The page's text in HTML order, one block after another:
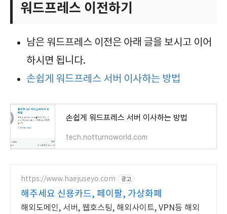
워드프레스 이전하기
남은 워드프레스 이전은 아래 글을 보시고 이어
하시면 됩니다.
손쉽게 워드프레스 서버 이사하는 방법
손쉽게 워드프레스 서버 이사하는 방법
tech.notturnoworld.com
https://www.haejuseyo.com 광고
해주세요 신용카드, 페이팔, 가상화폐
해외도메인, 서버, 웹호스팅, 해외사이트, VPN등 해외